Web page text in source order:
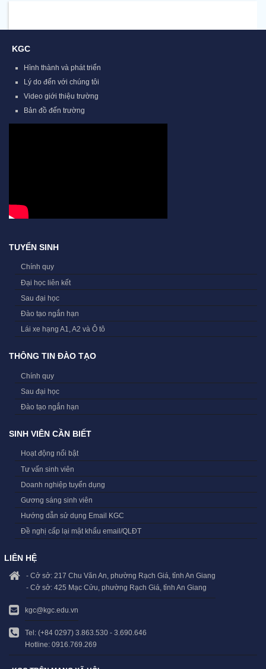
KGC
Hình thành và phát triển
Lý do đến với chúng tôi
Video giới thiệu trường
Bản đồ đến trường
TUYỂN SINH
Chính quy
Đại học liên kết
Sau đại học
Đào tạo ngắn hạn
Lái xe hạng A1, A2 và Ô tô
THÔNG TIN ĐÀO TẠO
Chính quy
Sau đại học
Đào tạo ngắn hạn
SINH VIÊN CẦN BIẾT
Hoạt động nổi bật
Tư vấn sinh viên
Doanh nghiệp tuyển dụng
Gương sáng sinh viên
Hướng dẫn sử dụng Email KGC
Đề nghị cấp lại mật khẩu email/QLĐT
LIÊN HỆ
- Cở sở: 217 Chu Văn An, phường Rạch Giá, tỉnh An Giang
- Cở sở: 425 Mạc Cửu, phường Rạch Giá, tỉnh An Giang
kgc@kgc.edu.vn
Tel: (+84 0297) 3.863.530 - 3.690.646
Hotline: 0916.769.269